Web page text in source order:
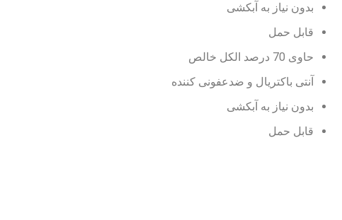
بدون نیاز به آبکشی
قابل حمل
حاوی 70 درصد الکل خالص
آنتی باکتریال و ضدعفونی کننده
بدون نیاز به آبکشی
قابل حمل